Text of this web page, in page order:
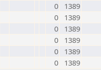
0
1389
0
1389
0
1389
0
1389
0
1389
0 1389